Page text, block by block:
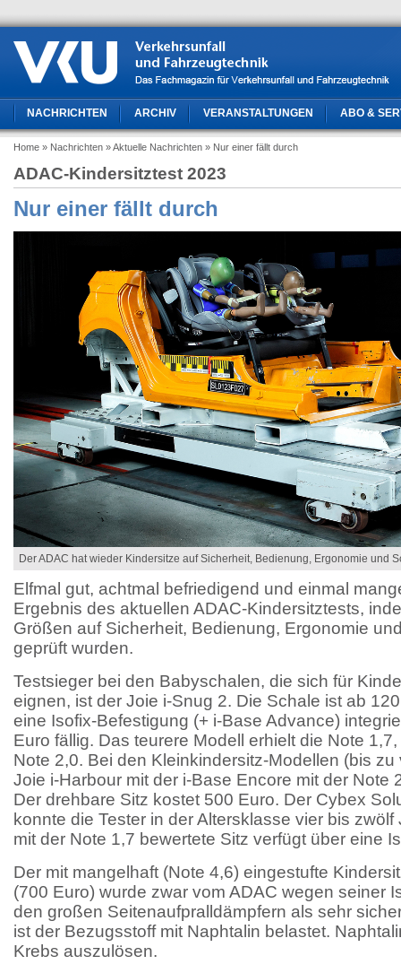
NACHRICHTEN ARCHIV VERANSTALTUNGEN ABO &
Home » Nachrichten » Aktuelle Nachrichten » Nur einer fällt durch
ADAC-Kindersitztest 2023
Nur einer fällt durch
Der ADAC hat wieder Kindersitze auf Sicherheit, Bedienung, Ergonomie und
Elfmal gut, achtmal befriedigend und einmal
Ergebnis des aktuellen ADAC-Kindersitztests,
Größen auf Sicherheit, Bedienung, Ergonomie
geprüft wurden.
Testsieger bei den Babyschalen, die sich für
eignen, ist der Joie i-Snug 2. Die Schale ist ab
eine Isofix-Befestigung (+ i-Base Advance)
Euro fällig. Das teurere Modell erhielt die Note
Note 2,0. Bei den Kleinkindersitz-Modellen (bis
Joie i-Harbour mit der i-Base Encore mit der Note
Der drehbare Sitz kostet 500 Euro. Der Cybex
konnte die Tester in der Altersklasse vier bis
mit der Note 1,7 bewertete Sitz verfügt über eine
Der mit mangelhaft (Note 4,6) eingestufte
(700 Euro) wurde zwar vom ADAC wegen seiner
den großen Seitenaufpralldämpfern als sehr
ist der Bezugsstoff mit Naphtalin belastet.
Krebs auszulösen.